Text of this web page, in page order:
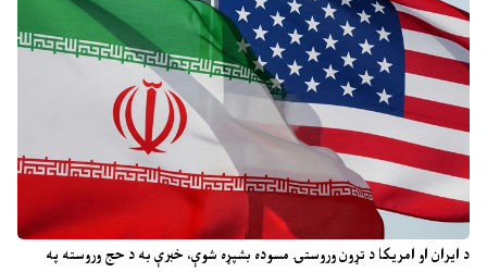
د ایران او امریکا د تړون وروستۍ مسوده بشپړه شوې، خبرې به د حج وروسته په